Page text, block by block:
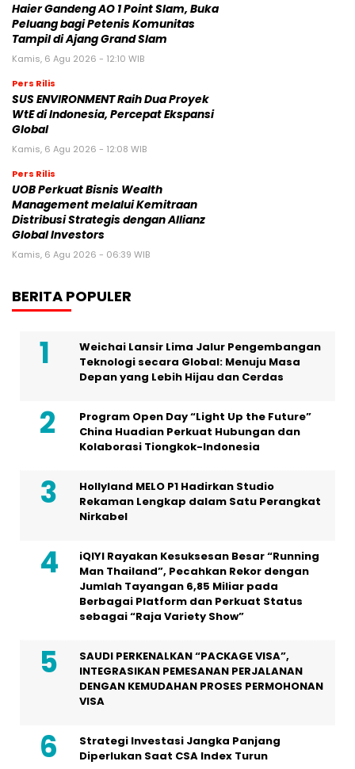
Haier Gandeng AO 1 Point Slam, Buka
Peluang bagi Petenis Komunitas
Tampil di Ajang Grand Slam
Kamis, 6 Agu 2026 - 12:10 WIB
Pers Rilis
SUS ENVIRONMENT Raih Dua Proyek
WtE di Indonesia, Percepat Ekspansi
Global
Kamis, 6 Agu 2026 - 12:08 WIB
Pers Rilis
UOB Perkuat Bisnis Wealth
Management melalui Kemitraan
Distribusi Strategis dengan Allianz
Global Investors
Kamis, 6 Agu 2026 - 06:39 WIB
BERITA POPULER
Weichai Lansir Lima Jalur Pengembangan
Teknologi secara Global: Menuju Masa
Depan yang Lebih Hijau dan Cerdas
Program Open Day “Light Up the Future”
China Huadian Perkuat Hubungan dan
Kolaborasi Tiongkok-Indonesia
Hollyland MELO P1 Hadirkan Studio
Rekaman Lengkap dalam Satu Perangkat
Nirkabel
iQIYI Rayakan Kesuksesan Besar “Running
Man Thailand”, Pecahkan Rekor dengan
Jumlah Tayangan 6,85 Miliar pada
Berbagai Platform dan Perkuat Status
sebagai “Raja Variety Show”
SAUDI PERKENALKAN “PACKAGE VISA”,
INTEGRASIKAN PEMESANAN PERJALANAN
DENGAN KEMUDAHAN PROSES PERMOHONAN
VISA
Strategi Investasi Jangka Panjang
Diperlukan Saat CSA Index Turun